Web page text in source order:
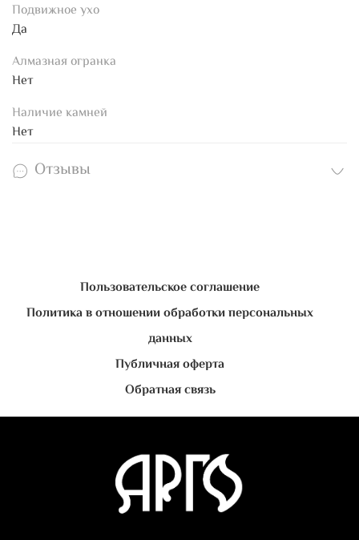
Подвижное ухо
Да
Алмазная огранка
Нет
Наличие камней
Нет
Отзывы
Пользовательское соглашение
Политика в отношении обработки персональных
данных
Публичная оферта
Обратная связь